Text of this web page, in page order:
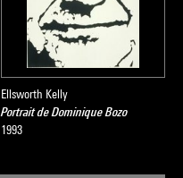
Ellsworth Kelly
Portrait de Dominique Bozo
1993